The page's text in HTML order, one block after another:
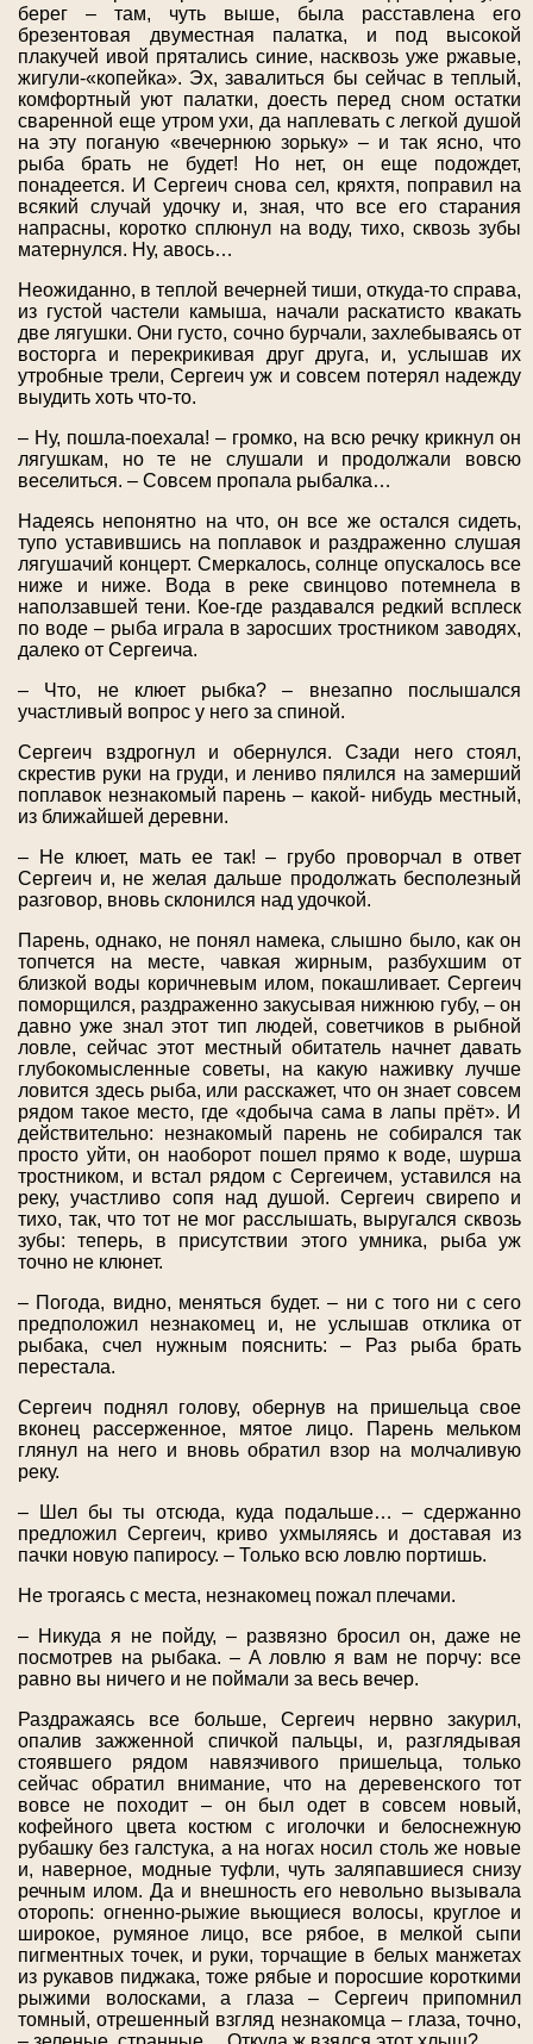
берег – там, чуть выше, была расставлена его
брезентовая двуместная палатка, и под высокой
плакучей ивой прятались синие, насквозь уже ржавые,
жигули-«копейка». Эх, завалиться бы сейчас в теплый,
комфортный уют палатки, доесть перед сном остатки
сваренной еще утром ухи, да наплевать с легкой душой
на эту поганую «вечернюю зорьку» – и так ясно, что
рыба брать не будет! Но нет, он еще подождет,
понадеется. И Сергеич снова сел, кряхтя, поправил на
всякий случай удочку и, зная, что все его старания
напрасны, коротко сплюнул на воду, тихо, сквозь зубы
матернулся. Ну, авось…
Неожиданно, в теплой вечерней тиши, откуда-то справа,
из густой частели камыша, начали раскатисто квакать
две лягушки. Они густо, сочно бурчали, захлебываясь от
восторга и перекрикивая друг друга, и, услышав их
утробные трели, Сергеич уж и совсем потерял надежду
выудить хоть что-то.
– Ну, пошла-поехала! – громко, на всю речку крикнул он
лягушкам, но те не слушали и продолжали вовсю
веселиться. – Совсем пропала рыбалка…
Надеясь непонятно на что, он все же остался сидеть,
тупо уставившись на поплавок и раздраженно слушая
лягушачий концерт. Смеркалось, солнце опускалось все
ниже и ниже. Вода в реке свинцово потемнела в
наползавшей тени. Кое-где раздавался редкий всплеск
по воде – рыба играла в заросших тростником заводях,
далеко от Сергеича.
– Что, не клюет рыбка? – внезапно послышался
участливый вопрос у него за спиной.
Сергеич вздрогнул и обернулся. Сзади него стоял,
скрестив руки на груди, и лениво пялился на замерший
поплавок незнакомый парень – какой- нибудь местный,
из ближайшей деревни.
– Не клюет, мать ее так! – грубо проворчал в ответ
Сергеич и, не желая дальше продолжать бесполезный
разговор, вновь склонился над удочкой.
Парень, однако, не понял намека, слышно было, как он
топчется на месте, чавкая жирным, разбухшим от
близкой воды коричневым илом, покашливает. Сергеич
поморщился, раздраженно закусывая нижнюю губу, – он
давно уже знал этот тип людей, советчиков в рыбной
ловле, сейчас этот местный обитатель начнет давать
глубокомысленные советы, на какую наживку лучше
ловится здесь рыба, или расскажет, что он знает совсем
рядом такое место, где «добыча сама в лапы прёт». И
действительно: незнакомый парень не собирался так
просто уйти, он наоборот пошел прямо к воде, шурша
тростником, и встал рядом с Сергеичем, уставился на
реку, участливо сопя над душой. Сергеич свирепо и
тихо, так, что тот не мог расслышать, выругался сквозь
зубы: теперь, в присутствии этого умника, рыба уж
точно не клюнет.
– Погода, видно, меняться будет. – ни с того ни с сего
предположил незнакомец и, не услышав отклика от
рыбака, счел нужным пояснить: – Раз рыба брать
перестала.
Сергеич поднял голову, обернув на пришельца свое
вконец рассерженное, мятое лицо. Парень мельком
глянул на него и вновь обратил взор на молчаливую
реку.
– Шел бы ты отсюда, куда подальше… – сдержанно
предложил Сергеич, криво ухмыляясь и доставая из
пачки новую папиросу. – Только всю ловлю портишь.
Не трогаясь с места, незнакомец пожал плечами.
– Никуда я не пойду, – развязно бросил он, даже не
посмотрев на рыбака. – А ловлю я вам не порчу: все
равно вы ничего и не поймали за весь вечер.
Раздражаясь все больше, Сергеич нервно закурил,
опалив зажженной спичкой пальцы, и, разглядывая
стоявшего рядом навязчивого пришельца, только
сейчас обратил внимание, что на деревенского тот
вовсе не походит – он был одет в совсем новый,
кофейного цвета костюм с иголочки и белоснежную
рубашку без галстука, а на ногах носил столь же новые
и, наверное, модные туфли, чуть заляпавшиеся снизу
речным илом. Да и внешность его невольно вызывала
оторопь: огненно-рыжие вьющиеся волосы, круглое и
широкое, румяное лицо, все рябое, в мелкой сыпи
пигментных точек, и руки, торчащие в белых манжетах
из рукавов пиджака, тоже рябые и поросшие короткими
рыжими волосками, а глаза – Сергеич припомнил
томный, отрешенный взгляд незнакомца – глаза, точно,